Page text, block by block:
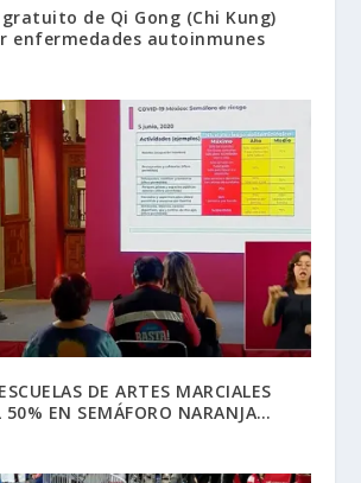
de Qi Gong (Chi Kung)
enfermedades autoinmunes
DE ARTES MARCIALES
50% EN SEMÁFORO NARANJA…